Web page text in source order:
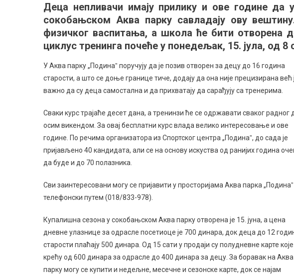
бесплатна
школа
пливања
Деца непливачи имају прилику и ове године да
сокобањском Аква парку савладају ову
физичког васпитања, а школа ће бити отворена
циклус тренинга почеће у понедељак, 15. јула, од 8
У Аква парку „Подинаˮ поручују да је позив отворен за децу до 16 година
старости, а што се доње границе тиче, додају да она није прецизирана већ
важно да су деца самостална и да прихватају да сарађују са тренерима.
Сваки курс трајаће десет дана, а тренинзи ће се одржавати сваког радног
осим викендом. За овај бесплатни курс влада велико интересовање и ове
године. По речима организатора из Спортског центра „Подинаˮ, до сада је
пријављено 40 кандидата, али се на основу искуства од ранијих година
да буде и до 70 полазника.
Сви заинтересовани могу се пријавити у просторијама Аква парка
телефонски путем (018/833-978).
Купалишна сезона у сокобањском Аква парку отворена је 15. јуна, а цена
дневне улазнице за одрасле посетиоце је 700 динара, док деца до 12
старости плаћају 500 динара. Од 15 сати у продаји су полудневне карте
крећу од 600 динара за одрасле до 400 динара за децу. За боравак на Аква
парку могу се купити и недељне, месечне и сезонске карте, док се најам